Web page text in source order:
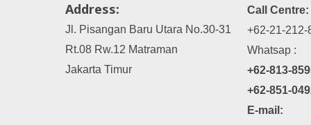
Address:
Jl. Pisangan Baru Utara No.30-31
Rt.08 Rw.12 Matraman
Jakarta Timur
Call Centre:
+62-21-212-
Whatsap :
+62-813-
+62-851-
E-mail: